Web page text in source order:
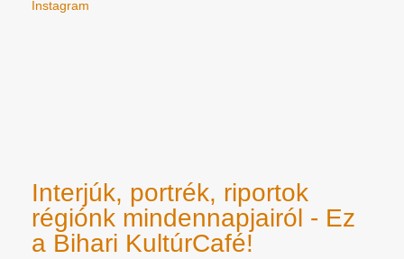
Instagram
Interjúk, portrék, riportok
régiónk mindennapjairól - Ez
a Bihari KultúrCafé!